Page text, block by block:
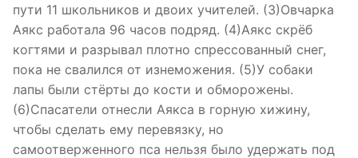
пути 11 школьников и двоих учителей. (3)Овчарка
Аякс работала 96 часов подряд. (4)Аякс скрёб
когтями и разрывал плотно спрессованный снег,
пока не свалился от изнеможения. (5)У собаки
лапы были стёрты до кости и обморожены.
(6)Спасатели отнесли Аякса в горную хижину,
чтобы сделать ему перевязку, но
самоотверженного пса нельзя было удержать под